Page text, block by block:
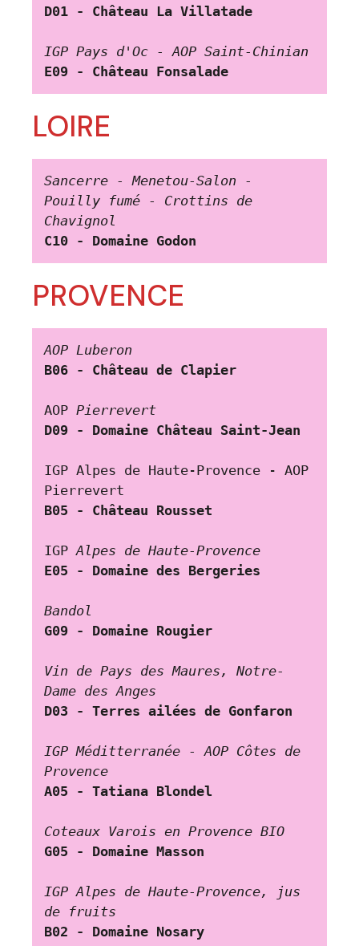
D01 - Château La Villatade
IGP Pays d'Oc - AOP Saint-Chinian
E09 - Château Fonsalade
LOIRE
Sancerre - Menetou-Salon -
Pouilly fumé - Crottins de
Chavignol
C10 -
Domaine Godon
PROVENCE
AOP Luberon
B06 - Château de Clapier
AOP Pierrevert
D09 - Domaine Château Saint-Jean
IGP Alpes de Haute-Provence - AOP
Pierrevert
B05 - Château Rousset
IGP Alpes de Haute-Provence
E05 - Domaine des Bergeries
Bandol
G09 - Domaine Rougier
Vin de Pays des Maures, Notre-
Dame des Anges
D03 - Terres ailées de Gonfaron
IGP Méditterranée - AOP Côtes de
Provence
A05 - Tatiana Blondel
Coteaux Varois en Provence BIO
G05 - Domaine Masson
IGP Alpes de Haute-Provence, jus
de fruits
B02 - Domaine Nosary